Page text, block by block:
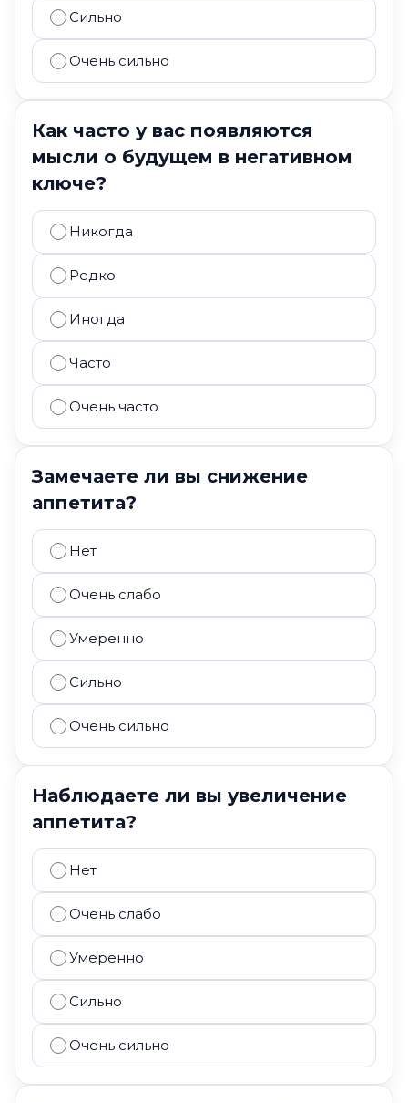
Сильно
Очень сильно
Как часто у вас появляются
мысли о будущем в негативном
ключе?
Никогда
Редко
Иногда
Часто
Очень часто
Замечаете ли вы снижение
аппетита?
Нет
Очень слабо
Умеренно
Сильно
Очень сильно
Наблюдаете ли вы увеличение
аппетита?
Нет
Очень слабо
Умеренно
Сильно
Очень сильно